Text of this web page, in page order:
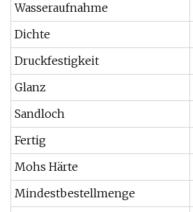
Wasseraufnahme
Dichte
Druckfestigkeit
Glanz
Sandloch
Fertig
Mohs Härte
Mindestbestellmenge